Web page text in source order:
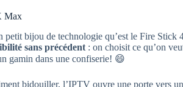
Max
bijou de technologie qu’est le Fire
sans précédent : on choisit ce qu’on
gamin dans une confiserie! 😄
bidouiller, l’IPTV ouvre une porte vers